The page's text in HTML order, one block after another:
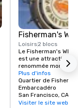
Fisherman's
Loisirs2 blocs
Le Fisherman's
est une attraction
renommée
et une zone
animés. Abritant
renommée
hôtels et
divertissement, le
Plus d'infos
Quartier de
Embarcadéro
San Francisco, CA,
Visiter le site web